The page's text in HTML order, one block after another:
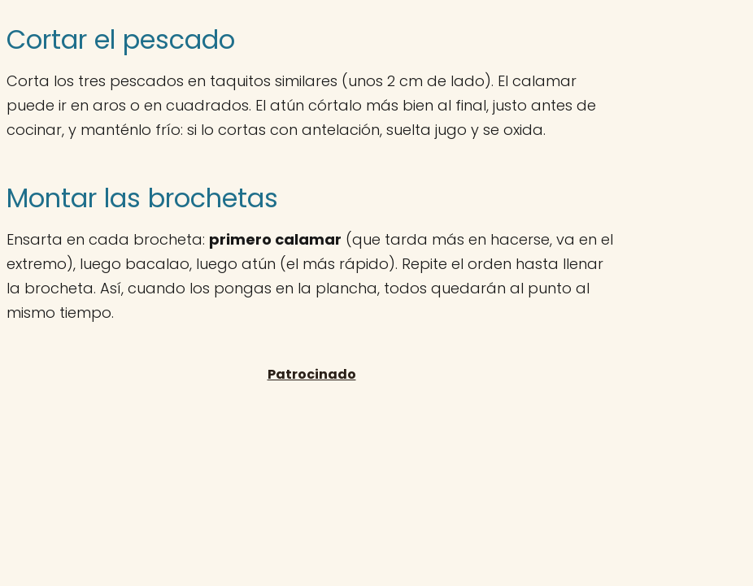
Cortar el pescado
Corta los tres pescados en taquitos similares (unos 2 cm de lado). El calamar
puede ir en aros o en cuadrados. El atún córtalo más bien al final, justo antes de
cocinar, y manténlo frío: si lo cortas con antelación, suelta jugo y se oxida.
Montar las brochetas
Ensarta en cada brocheta: primero calamar (que tarda más en hacerse, va en el
extremo), luego bacalao, luego atún (el más rápido). Repite el orden hasta llenar
la brocheta. Así, cuando los pongas en la plancha, todos quedarán al punto al
mismo tiempo.